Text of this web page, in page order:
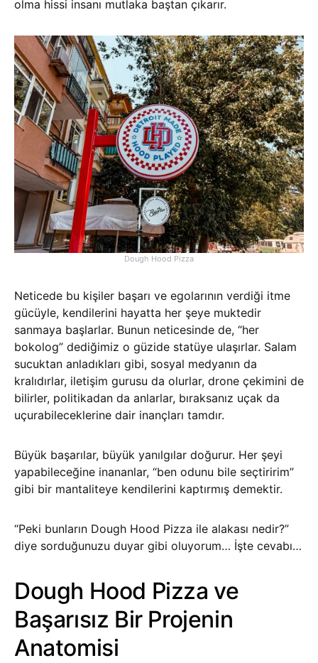
olma hissi insanı mutlaka baştan çıkarır.
Dough Hood Pizza
Neticede bu kişiler başarı ve egolarının verdiği itme
gücüyle, kendilerini hayatta her şeye muktedir
sanmaya başlarlar. Bunun neticesinde de, “her
bokolog” dediğimiz o güzide statüye ulaşırlar. Salam
sucuktan anladıkları gibi, sosyal medyanın da
kralıdırlar, iletişim gurusu da olurlar, drone çekimini de
bilirler, politikadan da anlarlar, bıraksanız uçak da
uçurabileceklerine dair inançları tamdır.
Büyük başarılar, büyük yanılgılar doğurur. Her şeyi
yapabileceğine inananlar, “ben odunu bile seçtiririm”
gibi bir mantaliteye kendilerini kaptırmış demektir.
“Peki bunların Dough Hood Pizza ile alakası nedir?”
diye sorduğunuzu duyar gibi oluyorum… İşte cevabı…
Dough Hood Pizza ve
Başarısız Bir Projenin
Anatomisi